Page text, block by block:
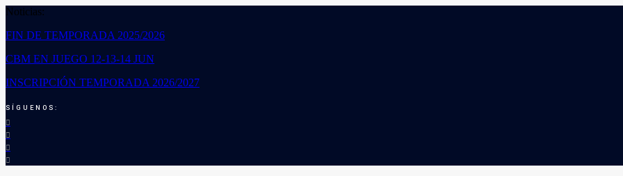
Noticias:
FIN DE TEMPORADA 2025/2026
CBM EN JUEGO 12-13-14 JUN
INSCRIPCIÓN TEMPORADA 2026/2027
SÍGUENOS: